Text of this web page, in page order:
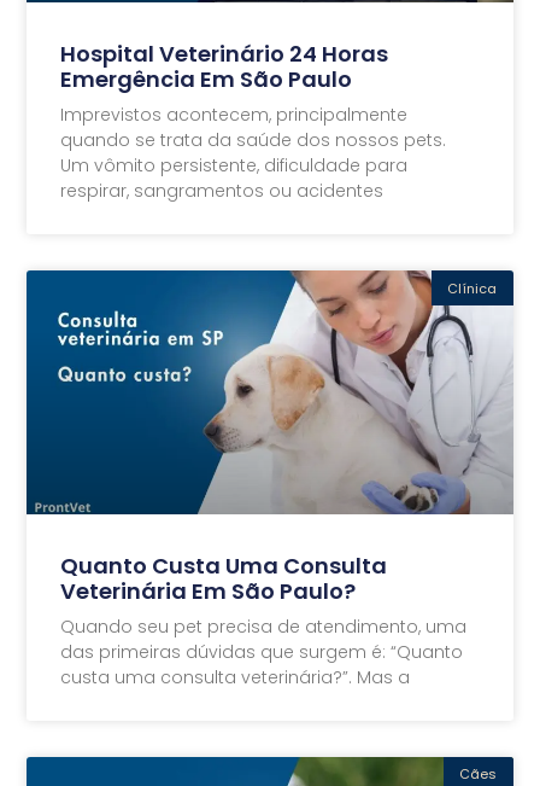
Hospital Veterinário 24 Horas
Emergência Em São Paulo
Imprevistos acontecem, principalmente
quando se trata da saúde dos nossos pets.
Um vômito persistente, dificuldade para
respirar, sangramentos ou acidentes
Clínica
Quanto Custa Uma Consulta
Veterinária Em São Paulo?
Quando seu pet precisa de atendimento, uma
das primeiras dúvidas que surgem é: “Quanto
custa uma consulta veterinária?”. Mas a
Cães